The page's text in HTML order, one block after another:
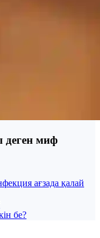
деген миф
ағзада қалай
бе?